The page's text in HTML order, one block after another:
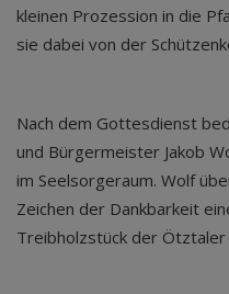
kleinen Prozession in die
sie dabei von der
Nach dem Gottesdienst
und Bürgermeister Jakob
im Seelsorgeraum. Wolf
Zeichen der Dankbarkeit
Treibholzstück der Ötztaler